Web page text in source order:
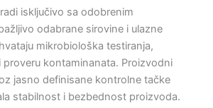
isključivo sa odobrenim
odabrane sirovine i ulazne
mikrobiološka testiranja,
proveru kontaminanata. Proizvodni
jasno definisane kontrolne tačke
stabilnost i bezbednost proizvoda.